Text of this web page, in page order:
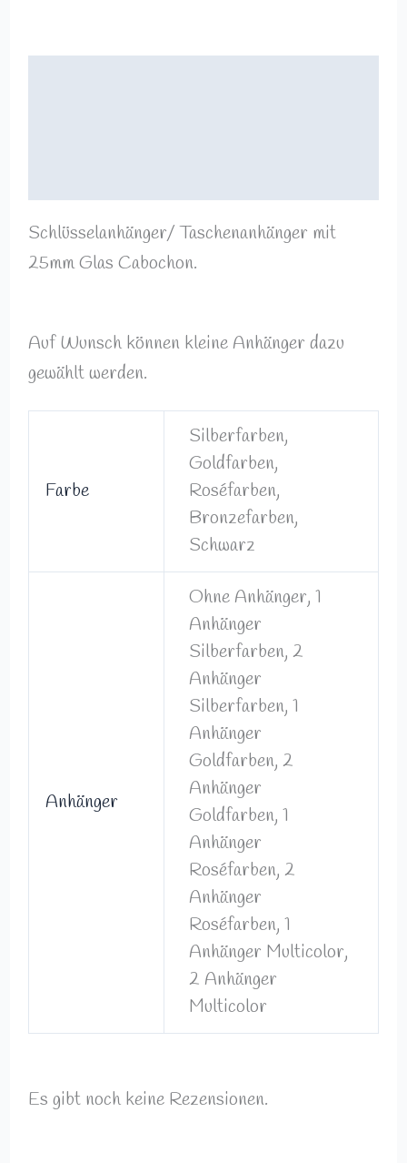
Schlüsselanhänger/ Taschenanhänger mit
25mm Glas Cabochon.
Auf Wunsch können kleine Anhänger dazu
gewählt werden.
Farbe
Silberfarben,
Goldfarben,
Roséfarben,
Bronzefarben,
Schwarz
Anhänger
Ohne Anhänger, 1
Anhänger
Silberfarben, 2
Anhänger
Silberfarben, 1
Anhänger
Goldfarben, 2
Anhänger
Goldfarben, 1
Anhänger
Roséfarben, 2
Anhänger
Roséfarben, 1
Anhänger Multicolor,
2 Anhänger
Multicolor
Es gibt noch keine Rezensionen.